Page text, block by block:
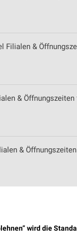
Filialen &
&
&
- aktueller
wird die